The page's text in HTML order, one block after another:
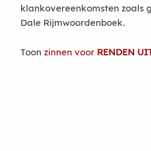
klankovereenkomsten zoals
Dale Rijmwoordenboek.
Toon zinnen voor RENDEN